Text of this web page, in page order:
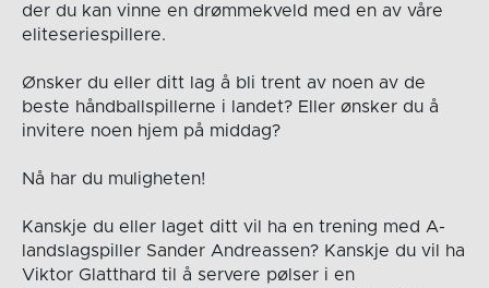
der du kan vinne en drømmekveld med en av våre
eliteseriespillere.
Ønsker du eller ditt lag å bli trent av noen av de
beste håndballspillerne i landet? Eller ønsker du å
invitere noen hjem på middag?
Nå har du muligheten!
Kanskje du eller laget ditt vil ha en trening med A-
landslagspiller Sander Andreassen? Kanskje du vil ha
Viktor Glatthard til å servere pølser i en